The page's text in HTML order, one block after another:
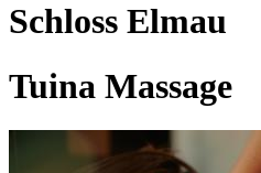
Schloss Elmau
Tuina Massage